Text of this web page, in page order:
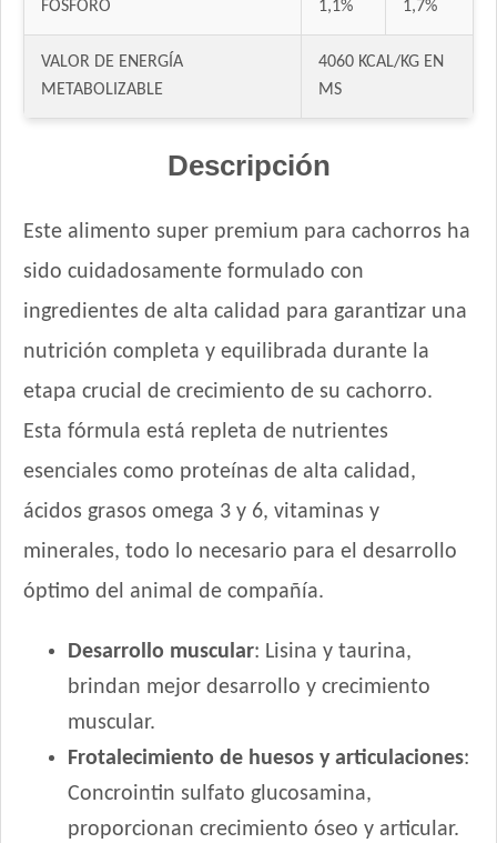
NutriCare Perro Cachorro
Nutribon Plus Perro Cachorro
Nutribon XQ Perro Cachorro
Odwalla Perro Cachorro
Old Prince Equilibrium Perro Cachorro Razas Medianas y
Old Prince Proteínas Noveles Perro Cachorro Cordero y Arroz
Integral
Pampa Perro Cachorro
Pedigree Perro Cachorro Sabor Carne Y Pollo
Pro Plan Perro Cachorro Raza Pequeña
Profesional Vet Premium Perro Cachorro Mordida Pequeña
Protemix Perro Cachorro
Provet Perro Cachorro Mediano y Grande
Pupy Food Perro Cachorro
Raza Perro Cachorro sabor Carne, Cereales y Leche
Royal Canin Club Performance Junior
FÓSFORO 1,1% 1,7%
VALOR DE ENERGÍA
METABOLIZABLE
4060 KCAL/KG EN
MS
Descripción
Este alimento super premium para cachorros ha
sido cuidadosamente formulado con
ingredientes de alta calidad para garantizar una
nutrición completa y equilibrada durante la
etapa crucial de crecimiento de su cachorro.
Esta fórmula está repleta de nutrientes
esenciales como proteínas de alta calidad,
ácidos grasos omega 3 y 6, vitaminas y
minerales, todo lo necesario para el desarrollo
óptimo del animal de compañía.
Desarrollo muscular: Lisina y taurina,
brindan mejor desarrollo y crecimiento
muscular.
Frotalecimiento de huesos y articulaciones:
Concrointin sulfato glucosamina,
proporcionan crecimiento óseo y articular.